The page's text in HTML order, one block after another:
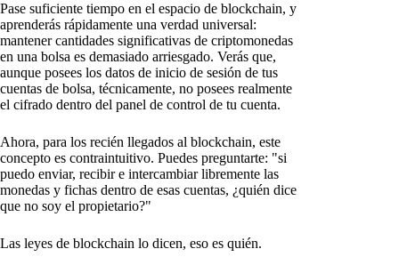
Pase suficiente tiempo en el espacio de blockchain, y
aprenderás rápidamente una verdad universal:
mantener cantidades significativas de criptomonedas
en una bolsa es demasiado arriesgado. Verás que,
aunque posees los datos de inicio de sesión de tus
cuentas de bolsa, técnicamente, no posees realmente
el cifrado dentro del panel de control de tu cuenta.
Ahora, para los recién llegados al blockchain, este
concepto es contraintuitivo. Puedes preguntarte: "si
puedo enviar, recibir e intercambiar libremente las
monedas y fichas dentro de esas cuentas, ¿quién dice
que no soy el propietario?"
Las leyes de blockchain lo dicen, eso es quién.